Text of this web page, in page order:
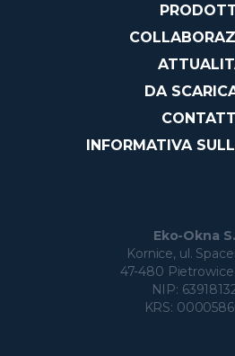
DA
INFORMATIVA
Eko-Okna
Kornice, ul.
47-480
NIP:
KRS: